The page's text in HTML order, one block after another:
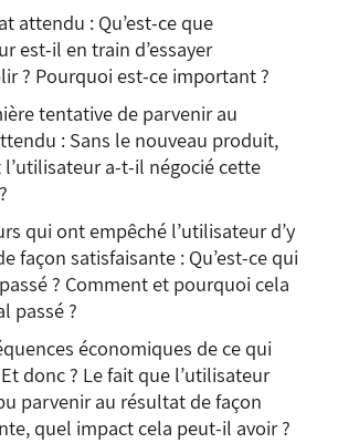
attendu : Qu’est-ce que
est-il en train d’essayer
? Pourquoi est-ce important ?
tentative de parvenir au
: Sans le nouveau produit,
a-t-il négocié cette
qui ont empêché l’utilisateur d’y
façon satisfaisante : Qu’est-ce qui
? Comment et pourquoi cela
passé ?
économiques de ce qui
donc ? Le fait que l’utilisateur
parvenir au résultat de façon
quel impact cela peut-il avoir ?